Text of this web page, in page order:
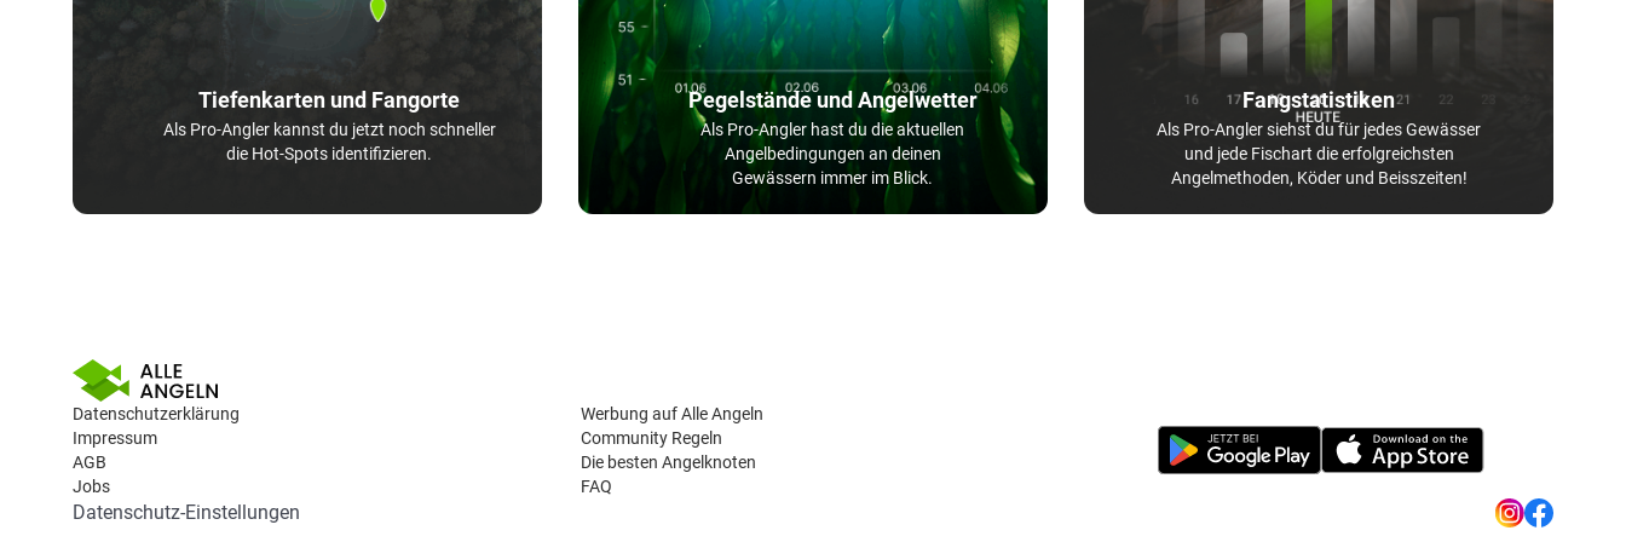
Tiefenkarten und Fangorte
Als Pro-Angler kannst du jetzt noch schneller
die Hot-Spots identifizieren.
Pegelstände und Angelwetter
Als Pro-Angler hast du die aktuellen
Angelbedingungen an deinen
Gewässern immer im Blick.
Fangstatistiken
Als Pro-Angler siehst du für jedes Gewässer
und jede Fischart die erfolgreichsten
Angelmethoden, Köder und Beisszeiten!
Datenschutzerklärung
Impressum
AGB
Jobs
Werbung auf Alle Angeln
Community Regeln
Die besten Angelknoten
FAQ
Datenschutz-Einstellungen